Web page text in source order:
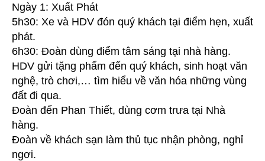
TPHCM
Ngày 1: Xuất Phát
5h30: Xe và HDV đón quý khách tại điểm hẹn, xuất
phát.
6h30: Đoàn dùng điểm tâm sáng tại nhà hàng.
HDV gửi tặng phẩm đến quý khách, sinh hoạt văn
nghệ, trò chơi,… tìm hiểu về văn hóa những vùng
đất đi qua.
Đoàn đến Phan Thiết, dùng cơm trưa tại Nhà
hàng.
Đoàn về khách sạn làm thủ tục nhận phòng, nghỉ
ngơi.